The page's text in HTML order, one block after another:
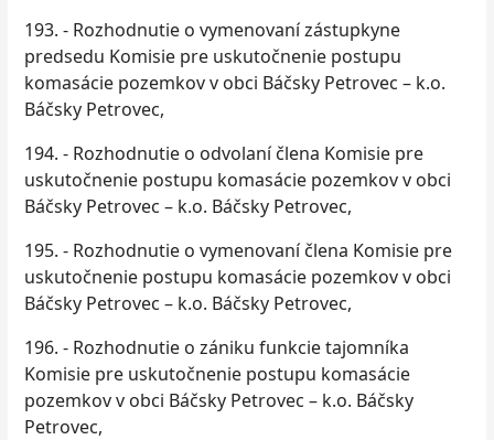
193. - Rozhodnutie o vymenovaní zástupkyne
predsedu Komisie pre uskutočnenie postupu
komasácie pozemkov v obci Báčsky Petrovec – k.o.
Báčsky Petrovec,
194. - Rozhodnutie o odvolaní člena Komisie pre
uskutočnenie postupu komasácie pozemkov v obci
Báčsky Petrovec – k.o. Báčsky Petrovec,
195. - Rozhodnutie o vymenovaní člena Komisie pre
uskutočnenie postupu komasácie pozemkov v obci
Báčsky Petrovec – k.o. Báčsky Petrovec,
196. - Rozhodnutie o zániku funkcie tajomníka
Komisie pre uskutočnenie postupu komasácie
pozemkov v obci Báčsky Petrovec – k.o. Báčsky
Petrovec,